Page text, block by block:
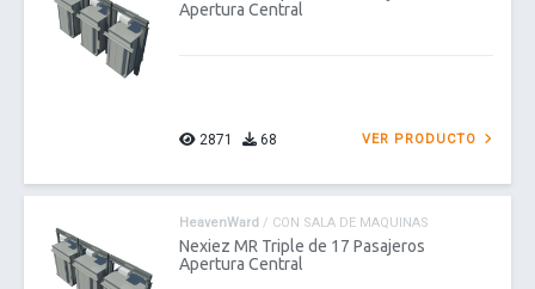
Apertura Central
2871 68 VER PRODUCTO
HeavenWard / CON SALA DE MAQUINAS
Nexiez MR Triple de 17 Pasajeros
Apertura Central